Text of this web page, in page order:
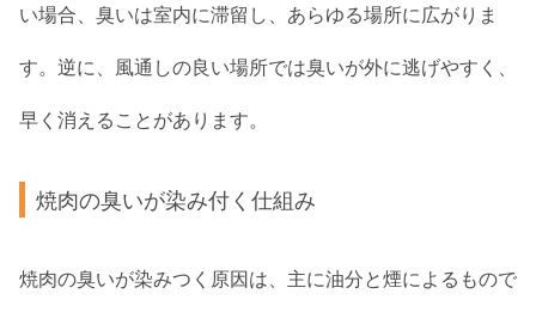
い場合、臭いは室内に滞留し、あらゆる場所に広がりま
す。逆に、風通しの良い場所では臭いが外に逃げやすく、
早く消えることがあります。
焼肉の臭いが染み付く仕組み
焼肉の臭いが染みつく原因は、主に油分と煙によるもので